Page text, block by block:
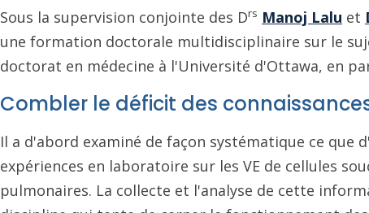
Sous la supervision conjointe des Drs Manoj Lalu et
une formation doctorale multidisciplinaire sur le
doctorat en médecine à l'Université d'Ottawa, en
Combler le déficit des
Il a d'abord examiné de façon systématique ce que
expériences en laboratoire sur les VE de cellules
pulmonaires. La collecte et l'analyse de cette